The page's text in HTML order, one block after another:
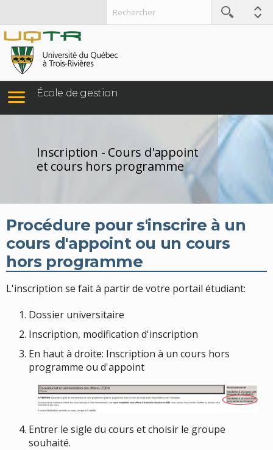
École de gestion
Inscription - Cours d'appoint
et cours hors programme
Procédure pour s'inscrire à un
cours d'appoint ou un cours
hors programme
L'inscription se fait à partir de votre portail étudiant:
Dossier universitaire
Inscription, modification d'inscription
En haut à droite: Inscription à un cours hors
programme ou d'appoint
Entrer le sigle du cours et choisir le groupe
souhaité.